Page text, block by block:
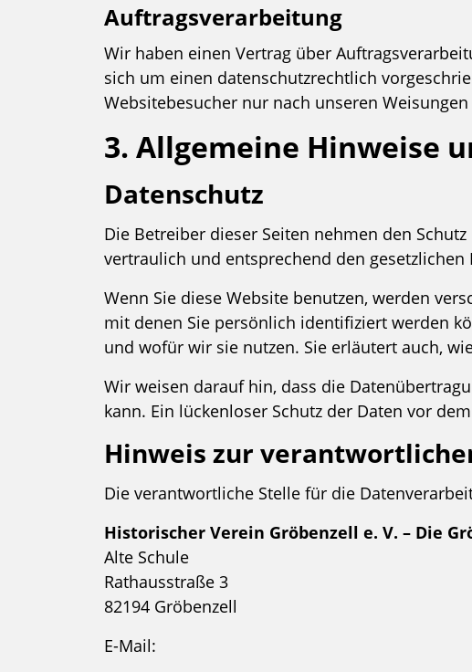
Auftragsverarbeitung
Wir haben einen Vertrag über
sich um einen datenschutzrechtlich
Websitebesucher nur nach unseren
3. Allgemeine Hinweise
Datenschutz
Die Betreiber dieser Seiten nehmen den
vertraulich und entsprechend den
Wenn Sie diese Website benutzen, werden
mit denen Sie persönlich identifiziert werden
und wofür wir sie nutzen. Sie erläutert auch,
Wir weisen darauf hin, dass die
kann. Ein lückenloser Schutz der Daten vor
Hinweis zur
Die verantwortliche Stelle für die
Historischer Verein Gröbenzell e. V. – Die
Alte Schule
Rathausstraße 3
82194 Gröbenzell
E-Mail: